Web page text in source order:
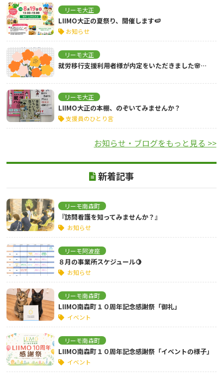
リーモ大正
LIIMO大正の夏祭り、開催します🍉
お知らせ
リーモ大正
就労移行支援利用者様が内定をいただきました🌸…
リーモ大正
LIIMO大正の本棚、のぞいてみませんか？
支援員のひとり言
お知らせ・ブログをもっと見る >>
新着記事
リーモ南森町
『訪問看護を知ってみませんか？』
お知らせ
リーモ阿波座
８月の事業所スケジュール🍋
お知らせ
リーモ南森町
LIIMO南森町１０周年記念感謝祭「御礼」
イベント
リーモ南森町
LIIMO南森町１０周年記念感謝祭「イベントの様子」
イベント